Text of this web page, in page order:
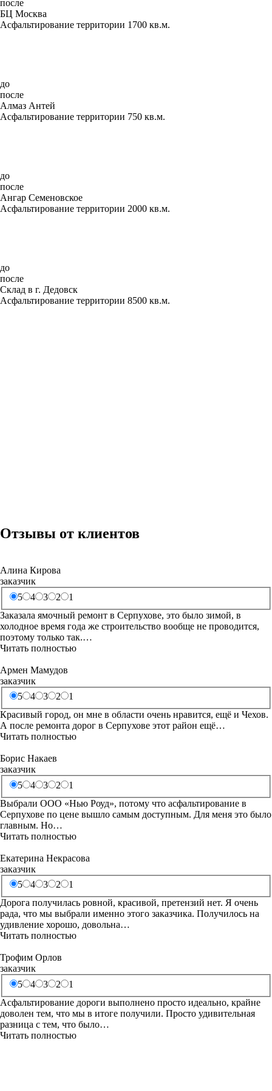
после
БЦ Москва
Асфальтирование территории 1700 кв.м.
до
после
Алмаз Антей
Асфальтирование территории 750 кв.м.
до
после
Ангар Семеновское
Асфальтирование территории 2000 кв.м.
до
после
Склад в г. Дедовск
Асфальтирование территории 8500 кв.м.
Отзывы от клиентов
Алина Кирова
заказчик
5
4 3 2
1
Заказала ямочный ремонт в Серпухове, это было зимой, в
холодное время года же строительство вообще не проводится,
поэтому только так.…
Читать полностью
Армен Мамудов
заказчик
5
4 3 2
1
Красивый город, он мне в области очень нравится, ещё и Чехов.
А после ремонта дорог в Серпухове этот район ещё…
Читать полностью
Борис Накаев
заказчик
5
4 3 2
1
Выбрали ООО «Нью Роуд», потому что асфальтирование в
Серпухове по цене вышло самым доступным. Для меня это было
главным. Но…
Читать полностью
Екатерина Некрасова
заказчик
5
4 3 2
1
Дорога получилась ровной, красивой, претензий нет. Я очень
рада, что мы выбрали именно этого заказчика. Получилось на
удивление хорошо, довольна…
Читать полностью
Трофим Орлов
заказчик
5
4 3 2
1
Асфальтирование дороги выполнено просто идеально, крайне
доволен тем, что мы в итоге получили. Просто удивительная
разница с тем, что было…
Читать полностью